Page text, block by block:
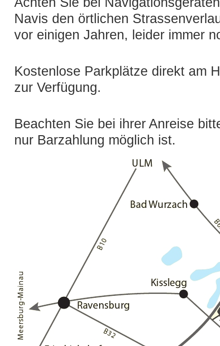
Navis den örtlichen
vor einigen Jahren, leider immer
Kostenlose Parkplätze direkt am
zur Verfügung.
Beachten Sie bei ihrer Anreise
nur Barzahlung möglich ist.